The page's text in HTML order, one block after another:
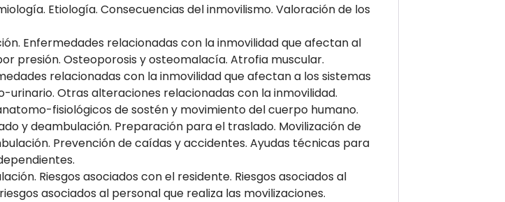
Etiología. Consecuencias del inmovilismo. Valoración de los
Enfermedades relacionadas con la inmovilidad que afectan al
presión. Osteoporosis y osteomalacía. Atrofia muscular.
relacionadas con la inmovilidad que afectan a los sistemas
Otras alteraciones relacionadas con la inmovilidad.
fisiológicos de sostén y movimiento del cuerpo humano.
y deambulación. Preparación para el traslado. Movilización de
Prevención de caídas y accidentes. Ayudas técnicas para
Riesgos asociados con el residente. Riesgos asociados al
asociados al personal que realiza las movilizaciones.